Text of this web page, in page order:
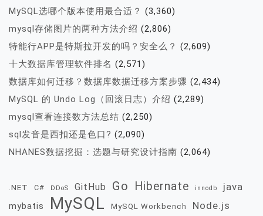
MySQL选哪个版本使用最合适？ (3,360)
mysql存储图片的两种方法介绍 (2,806)
特能行APP是特斯拉开发的吗？安全么？ (2,609)
十大数据库管理软件排名 (2,571)
数据库如何迁移？数据库数据迁移方案步骤 (2,434)
MySQL 的 Undo Log（回滚日志）介绍 (2,289)
mysql查看连接数方法总结 (2,250)
sql发音是西扣还是色口? (2,090)
NHANES数据挖掘：选题与研究设计指南 (2,064)
.NET C# DDoS GitHub Go Hibernate innodb java
mybatis MySQL MySQL Workbench Node.js